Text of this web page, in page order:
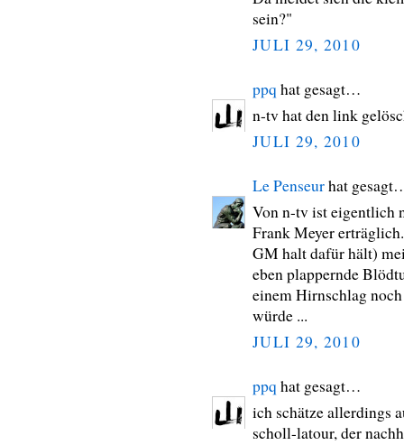
sein?"
JULI 29, 2010
ppq hat gesagt…
n-tv hat den link
JULI 29, 2010
Le Penseurhat
Von n-tv ist eigentlich
Frank Meyer
GM halt dafür hält)
eben plappernde
einem Hirnschlag
würde ...
JULI 29, 2010
ppq hat gesagt…
ich schätze allerdings
scholl-latour, der